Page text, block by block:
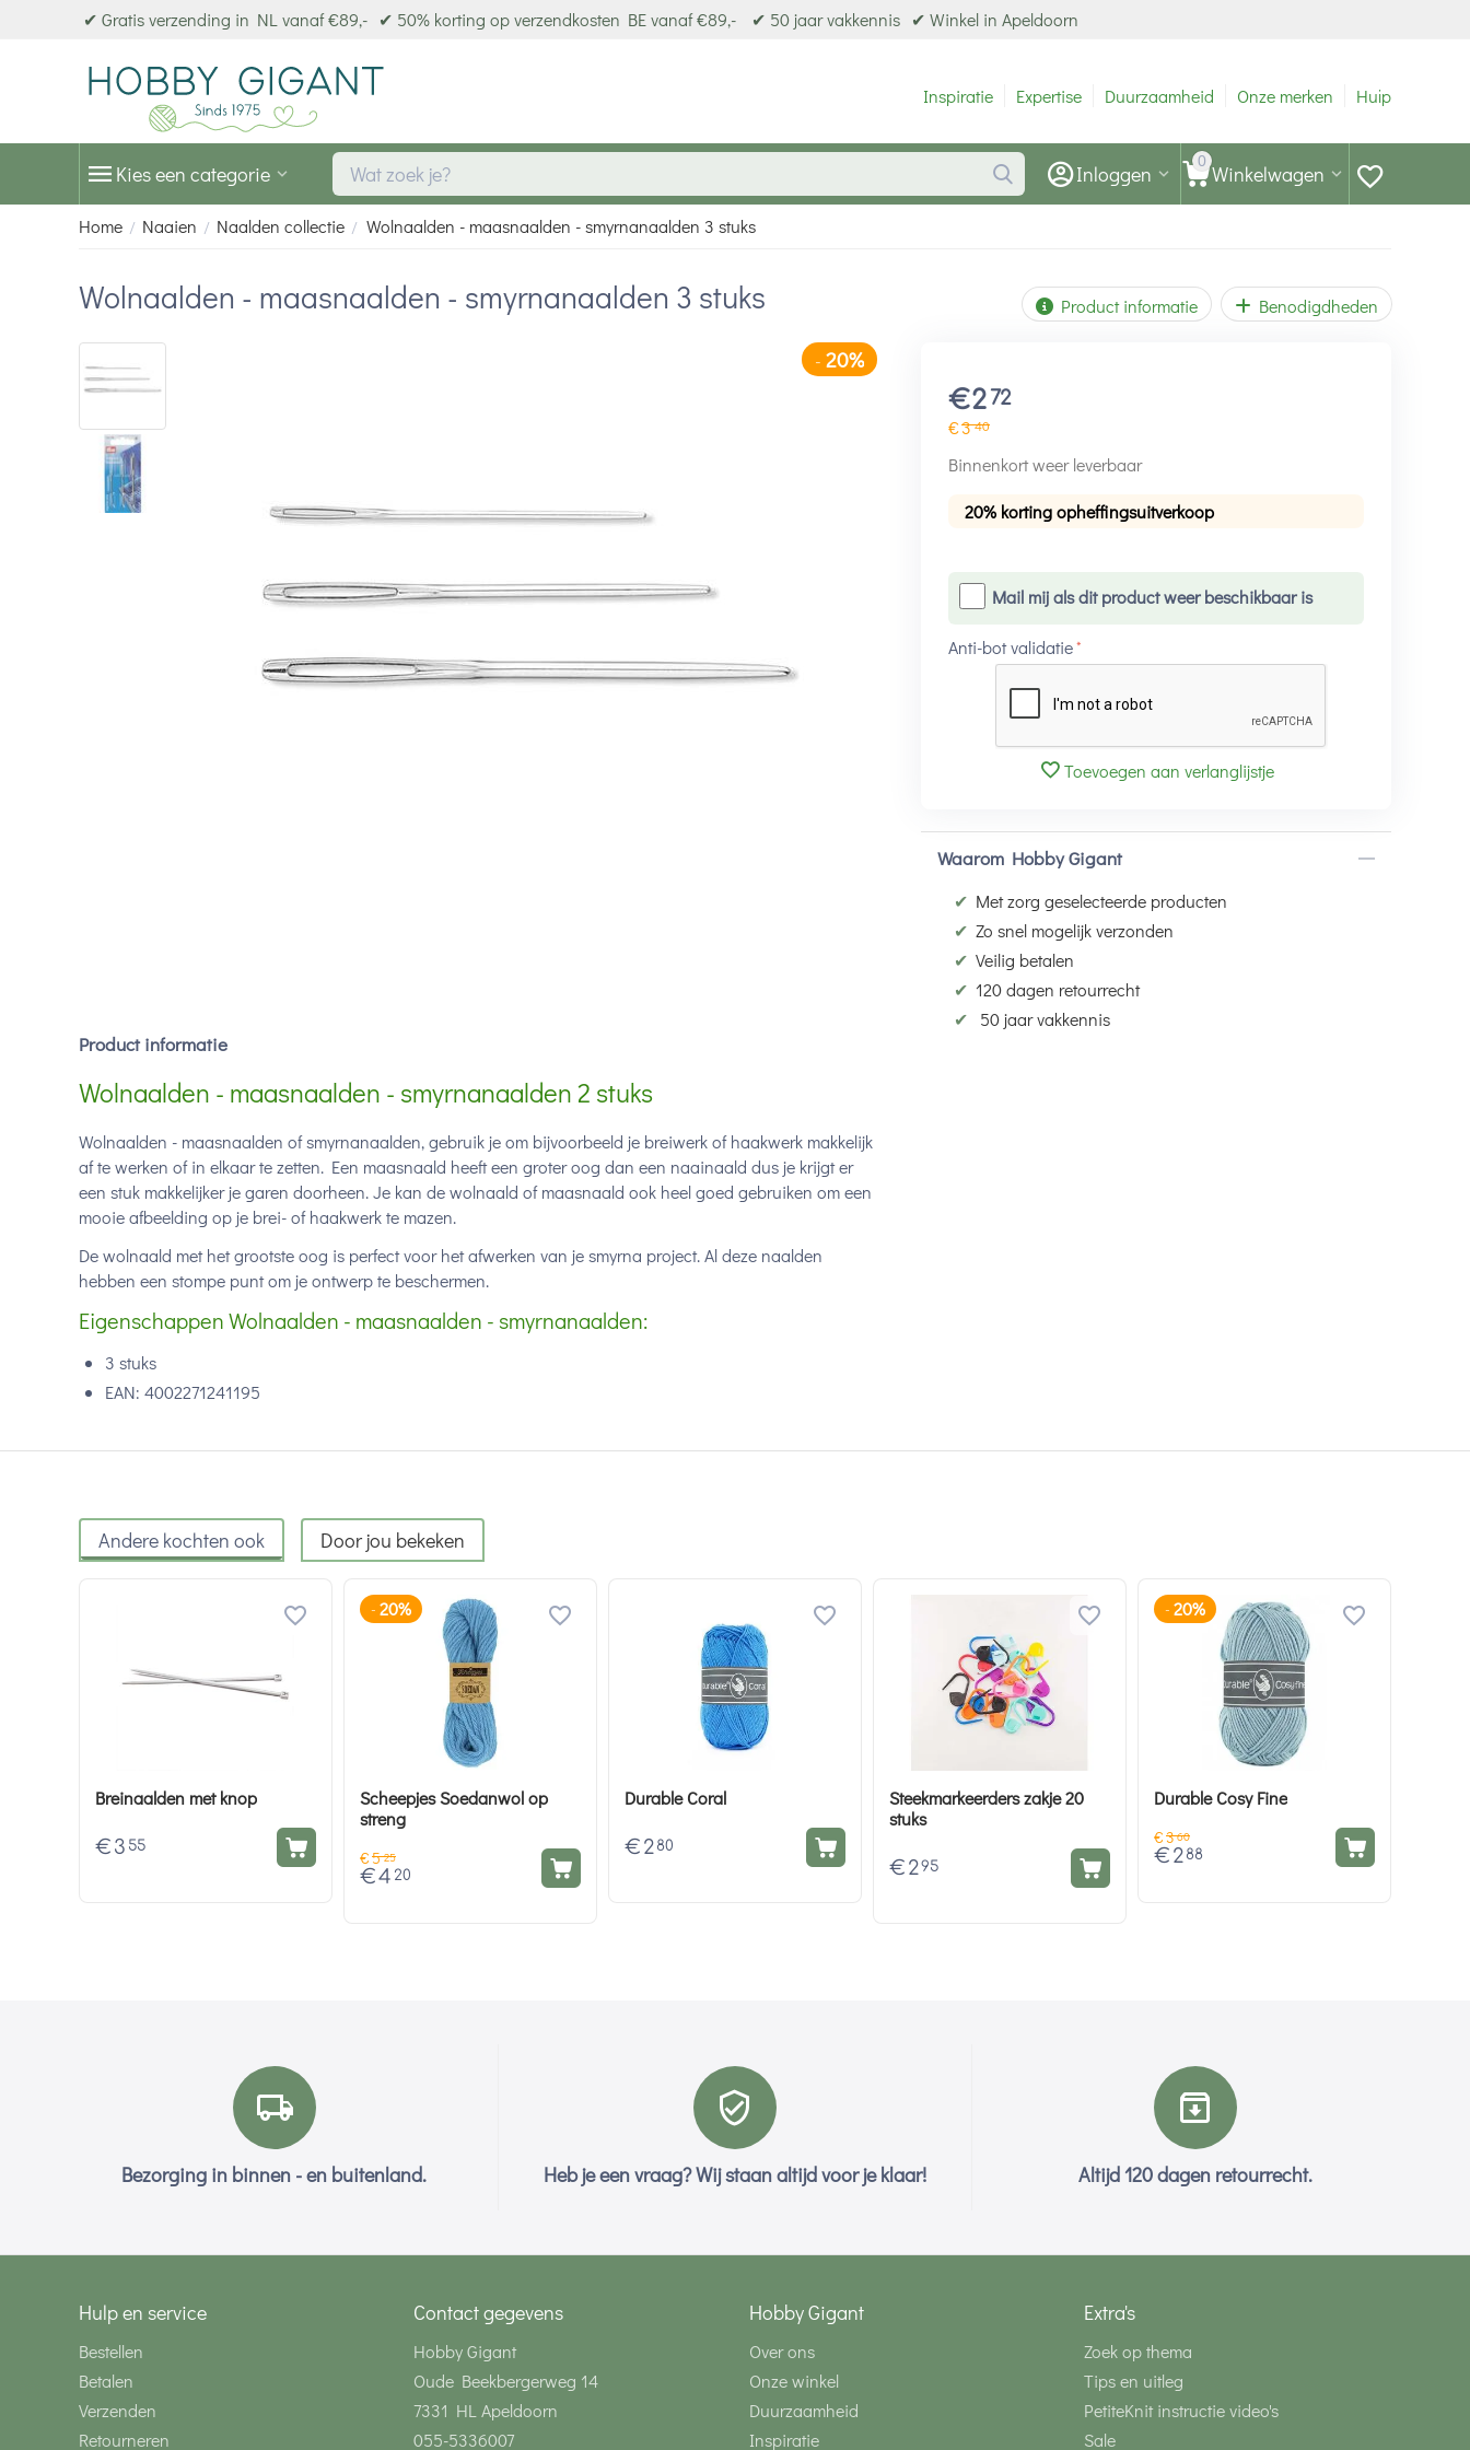
✔ Gratis verzending in NL vanaf €89,- ✔ 50% korting op verzendkosten BE vanaf €89,- ✔ 50 jaar vakkennis ✔ Winkel in Apeldoorn
Inspiratie Expertise Duurzaamheid Onze merken Hulp
Kies een categorie 0 Winkelwagen
Inloggen
Home / Naaien / Naalden collectie / Wolnaalden - maasnaalden - smyrnanaalden 3 stuks
Wolnaalden - maasnaalden - smyrnanaalden 3 stuks Product informatie Benodigdheden
-20%
€2 72
€340
Binnenkort weer leverbaar
20% korting opheffingsuitverkoop
Mail mij als dit product weer beschikbaar is
Anti-bot validatie
Toevoegen aan verlanglijstje
Waarom Hobby Gigant
✔ Met zorg geselecteerde producten
✔ Zo snel mogelijk verzonden
✔ Veilig betalen
✔ 120 dagen retourrecht
✔
50 jaar vakkennis
Product informatie
Wolnaalden - maasnaalden - smyrnanaalden 2 stuks
Wolnaalden - maasnaalden of smyrnanaalden, gebruik je om bijvoorbeeld je breiwerk of haakwerk makkelijk
af te werken of in elkaar te zetten. Een maasnaald heeft een groter oog dan een naainaald dus je krijgt er
een stuk makkelijker je garen doorheen. Je kan de wolnaald of maasnaald ook heel goed gebruiken om een
mooie afbeelding op je brei- of haakwerk te mazen.
De wolnaald met het grootste oog is perfect voor het afwerken van je smyrna project. Al deze naalden
hebben een stompe punt om je ontwerp te beschermen.
Eigenschappen Wolnaalden - maasnaalden - smyrnanaalden:
3 stuks
EAN: 4002271241195
Andere kochten ook Door jou bekeken
Breinaalden met knop
€ 3 55
- 20%
Scheepjes Soedanwol op
streng
€5 25
€4 20
Durable Coral
€ 2 80
Steekmarkeerders zakje 20
stuks
€ 2 95
- 20%
Durable Cosy Fine
€3 60
€ 2 88
Bezorging in binnen - en buitenland. Heb je een vraag? Wij staan altijd voor je klaar! Altijd 120 dagen retourrecht.
Hulp en service
Bestellen
Betalen
Verzenden
Retourneren
Contact gegevens
Hobby Gigant
Oude Beekbergerweg 14
7331 HL Apeldoorn
055-5336007
Hobby Gigant
Over ons
Onze winkel
Duurzaamheid
Inspiratie
Extra's
Zoek op thema
Tips en uitleg
PetiteKnit instructie video's
Sale